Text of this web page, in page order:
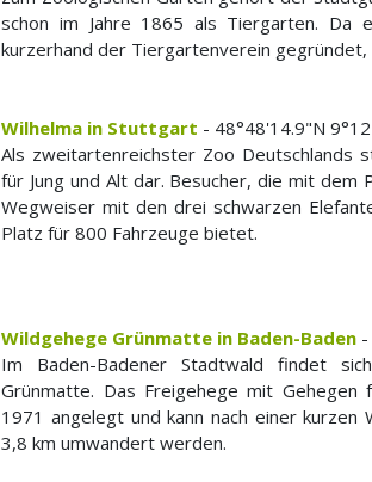
schon im Jahre 1865 als Tiergarten. Da
kurzerhand der Tiergartenverein
Wilhelma in Stuttgart - 48°48'14.9"N
Als zweitartenreichster Zoo Deutschlands
für Jung und Alt dar. Besucher, die mit dem
Wegweiser mit den drei schwarzen
Platz für 800 Fahrzeuge bietet.
Wildgehege Grünmatte in Baden-Baden
Im Baden-Badener Stadtwald findet
Grünmatte. Das Freigehege mit
1971 angelegt und kann nach einer
3,8 km umwandert werden.